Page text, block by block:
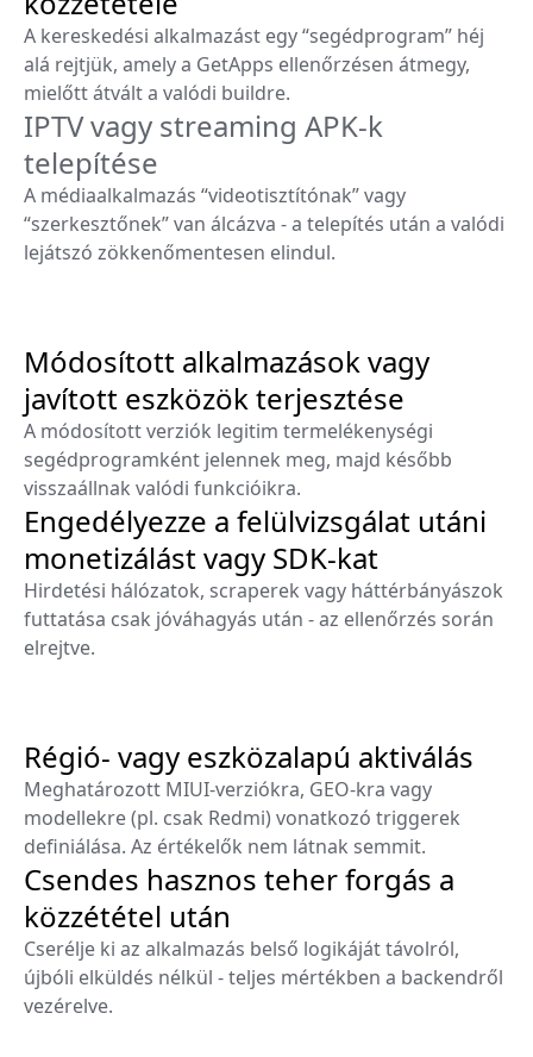
A kereskedési alkalmazást egy “segédprogram” héj
alá rejtjük, amely a GetApps ellenőrzésen átmegy,
mielőtt átvált a valódi buildre.
IPTV vagy streaming APK-k
telepítése
A médiaalkalmazás “videotisztítónak” vagy
“szerkesztőnek” van álcázva - a telepítés után a valódi
lejátszó zökkenőmentesen elindul.
Módosított alkalmazások vagy
javított eszközök terjesztése
A módosított verziók legitim termelékenységi
segédprogramként jelennek meg, majd később
visszaállnak valódi funkcióikra.
Engedélyezze a felülvizsgálat utáni
monetizálást vagy SDK-kat
Hirdetési hálózatok, scraperek vagy háttérbányászok
futtatása csak jóváhagyás után - az ellenőrzés során
elrejtve.
Régió- vagy eszközalapú aktiválás
Meghatározott MIUI-verziókra, GEO-kra vagy
modellekre (pl. csak Redmi) vonatkozó triggerek
definiálása. Az értékelők nem látnak semmit.
Csendes hasznos teher forgás a
közzététel után
Cserélje ki az alkalmazás belső logikáját távolról,
újbóli elküldés nélkül - teljes mértékben a backendről
vezérelve.